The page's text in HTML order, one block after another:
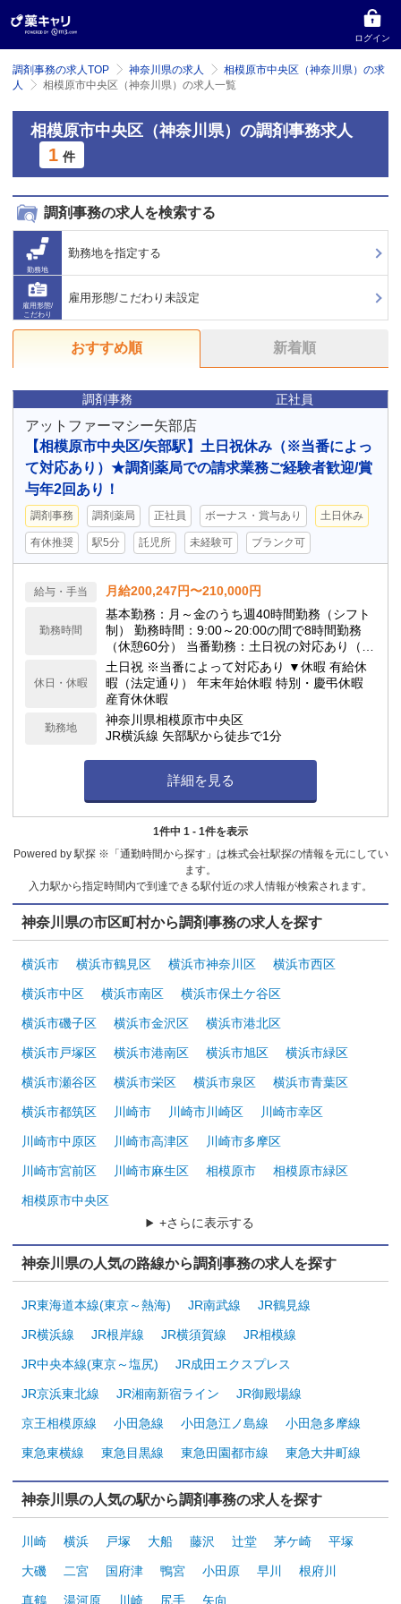
ログイン
調剤事務の求人TOP 神奈川県の求人
相模原市中央区（神奈川県）の求
人
相模原市中央区（神奈川県）の求人一覧
相模原市中央区（神奈川県）の調剤事務求人
1 件
調剤事務の求人を検索する
勤務地
勤務地を指定する
雇用形態/
こだわり
雇用形態/こだわり未設定
おすすめ順 新着順
調剤事務 正社員
アットファーマシー矢部店
【相模原市中央区/矢部駅】土日祝休み（※当番によっ
て対応あり）★調剤薬局での請求業務ご経験者歓迎/賞
与年2回あり！
調剤事務 調剤薬局 正社員 ボーナス・賞与あり 土日休み
有休推奨 駅5分 託児所 未経験可 ブランク可
給与・手当 月給200,247円〜210,000円
勤務時間
基本勤務：月～金のうち週40時間勤務（シフト
制） 勤務時間：9:00～20:00の間で8時間勤務
（休憩60分） 当番勤務：土日祝の対応あり（シ
フト制・振替休日取得可）
休日・休暇
土日祝 ※当番によって対応あり ▼休暇 有給休
暇（法定通り） 年末年始休暇 特別・慶弔休暇
産育休休暇
勤務地
神奈川県相模原市中央区
JR横浜線 矢部駅から徒歩で1分
詳細を見る
1件中 1 - 1件を表示
Powered by 駅探 ※「通勤時間から探す」は株式会社駅探の情報を元にしてい
ます。
入力駅から指定時間内で到達できる駅付近の求人情報が検索されます。
神奈川県の市区町村から調剤事務の求人を探す
横浜市 横浜市鶴見区 横浜市神奈川区 横浜市西区
横浜市中区 横浜市南区 横浜市保土ケ谷区
横浜市磯子区 横浜市金沢区 横浜市港北区
横浜市戸塚区 横浜市港南区 横浜市旭区 横浜市緑区
横浜市瀬谷区 横浜市栄区 横浜市泉区 横浜市青葉区
横浜市都筑区 川崎市 川崎市川崎区 川崎市幸区
川崎市中原区 川崎市高津区 川崎市多摩区
川崎市宮前区 川崎市麻生区 相模原市 相模原市緑区
相模原市中央区
+さらに表示する
神奈川県の人気の路線から調剤事務の求人を探す
JR東海道本線(東京～熱海) JR南武線 JR鶴見線
JR横浜線 JR根岸線 JR横須賀線 JR相模線
JR中央本線(東京～塩尻) JR成田エクスプレス
JR京浜東北線 JR湘南新宿ライン JR御殿場線
京王相模原線 小田急線 小田急江ノ島線 小田急多摩線
東急東横線 東急目黒線 東急田園都市線 東急大井町線
神奈川県の人気の駅から調剤事務の求人を探す
川崎 横浜 戸塚 大船 藤沢 辻堂 茅ケ崎 平塚
大磯 二宮 国府津 鴨宮 小田原 早川 根府川
真鶴 湯河原 川崎 尻手 矢向